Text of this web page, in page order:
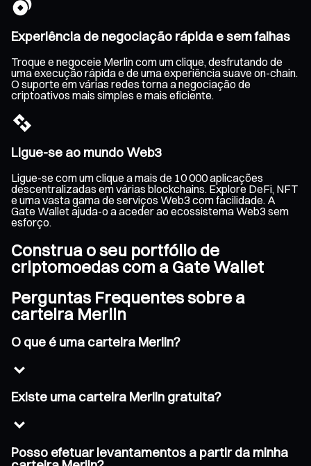
Experiência de negociação rápida e sem falhas
Troque e negoceie Merlin com um clique, desfrutando de
uma execução rápida e de uma experiência suave on-chain.
O suporte em várias redes torna a negociação de
criptoativos mais simples e mais eficiente.
Ligue-se ao mundo Web3
Ligue-se com um clique a mais de 10 000 aplicações
descentralizadas em várias blockchains. Explore DeFi, NFT
e uma vasta gama de serviços Web3 com facilidade. A
Gate Wallet ajuda-o a aceder ao ecossistema Web3 sem
esforço.
Construa o seu portfólio de
criptomoedas com a Gate Wallet
Perguntas Frequentes sobre a
carteira Merlin
O que é uma carteira Merlin?
Existe uma carteira Merlin gratuita?
Posso efetuar levantamentos a partir da minha